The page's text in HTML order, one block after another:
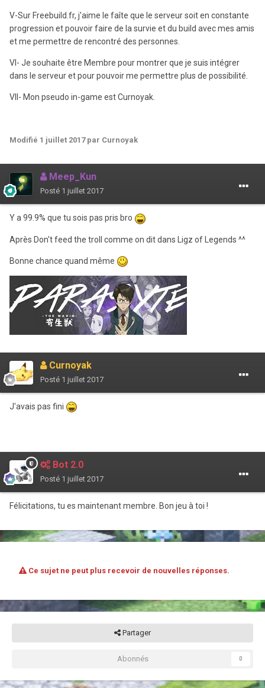
V-Sur Freebuild.fr, j'aime le faîte que le serveur soit en constante
progression et pouvoir faire de la survie et du build avec mes amis
et me permettre de rencontré des personnes.
VI- Je souhaite être Membre pour montrer que je suis intégrer
dans le serveur et pour pouvoir me permettre plus de possibilité.
VII- Mon pseudo in-game est Curnoyak.
Modifié 1 juillet 2017par Curnoyak
Meep_Kun
Posté 1 juillet 2017
Y a 99.9% que tu sois pas pris bro
Après Don't feed the troll comme on dit dans Ligz of Legends ^^
Bonne chance quand même
Curnoyak
Posté 1 juillet 2017
J'avais pas fini
Bot 2.0
Posté 1 juillet 2017
Félicitations, tu es maintenant membre. Bon jeu à toi !
Ce sujet ne peut plus recevoir de nouvelles réponses.
Partager
Abonnés 0